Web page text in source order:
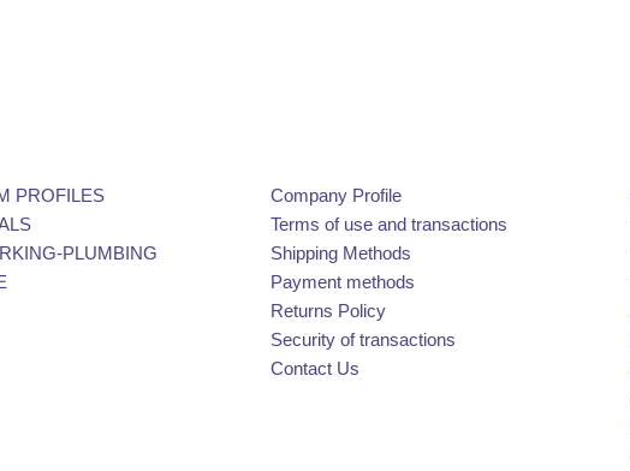
PROFILES
PLUMBING
Company Profile
Terms of use and transactions
Shipping Methods
Payment methods
Returns Policy
Security of transactions
Contact Us